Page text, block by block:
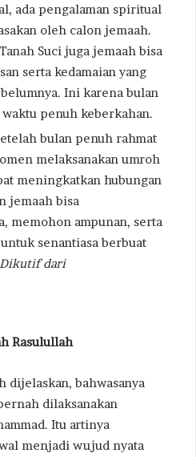
ada pengalaman spiritual
oleh calon jemaah.
Suci juga jemaah bisa
serta kedamaian yang
Ini karena bulan
penuh keberkahan.
bulan penuh rahmat
melaksanakan umroh
meningkatkan hubungan
jemaah bisa
memohon ampunan, serta
senantiasa berbuat
Dikutif dari
Rasulullah
dijelaskan, bahwasanya
dilaksanakan
Itu artinya
menjadi wujud nyata